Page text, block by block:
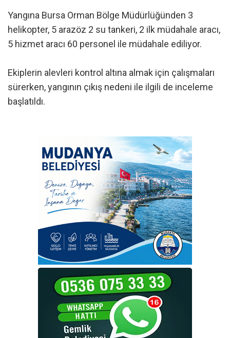
Yangına Bursa Orman Bölge Müdürlüğünden 3
helikopter, 5 arazöz 2 su tankeri, 2 ilk müdahale aracı,
5 hizmet aracı 60 personel ile müdahale ediliyor.
Ekiplerin alevleri kontrol altına almak için çalışmaları
sürerken, yangının çıkış nedeni ile ilgili de inceleme
başlatıldı.